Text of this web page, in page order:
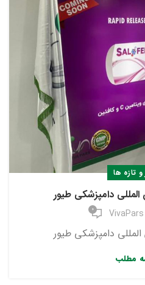
و تازه ها
دامپزشکی طیور
0
دامپزشکی طیور
مطلب